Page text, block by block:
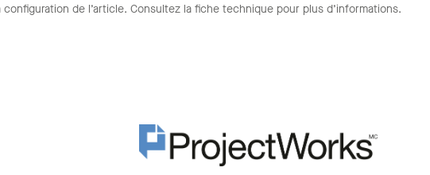
de l’article. Consultez la fiche technique pour plus d’informations.